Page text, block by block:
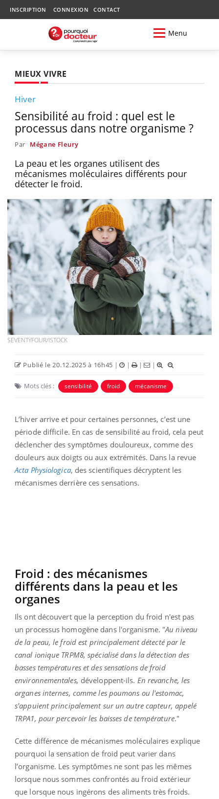
INSCRIPTION CONNEXION CONTACT
Menu
MIEUX VIVRE
Hiver
Sensibilité au froid : quel est le
processus dans notre organisme ?
Par Mégane Fleury
La peau et les organes utilisent des
mécanismes moléculaires différents pour
détecter le froid.
SEVENTYFOUR/ISTOCK
Publié le 20.12.2025 à 16h45 | | | |
Mots clés : sensibilité froid mécanisme
L’hiver arrive et pour certaines personnes, c’est une
période difficile. En cas de sensibilité au froid, cela peut
déclencher des symptômes douloureux, comme des
douleurs aux doigts ou aux extrémités. Dans la revue
Acta Physiologica, des scientifiques décryptent les
mécanismes derrière ces sensations.
Froid : des mécanismes
différents dans la peau et les
organes
Ils ont découvert que la perception du froid n'est pas
un processus homogène dans l'organisme. "Au niveau
de la peau, le froid est principalement détecté par le
canal ionique TRPM8, spécialisé dans la détection des
basses températures et des sensations de froid
environnementales, développent-ils. En revanche, les
organes internes, comme les poumons ou l'estomac,
s'appuient principalement sur un autre capteur, appelé
TRPA1, pour percevoir les baisses de température."
Cette différence de mécanismes moléculaires explique
pourquoi la sensation de froid peut varier dans
l’organisme. Les symptômes ne sont pas les mêmes
lorsque nous sommes confrontés au froid extérieur
que lorsque nous ingérons des aliments très froids.